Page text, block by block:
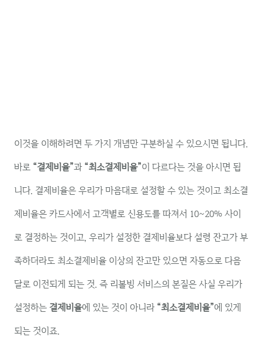
이것을 이해하려면 두 가지 개념만 구분하실 수 있으시면 됩니다.
바로 “결제비율”과 “최소결제비율”이 다르다는 것을 아시면 됩
니다. 결제비율은 우리가 마음대로 설정할 수 있는 것이고 최소결
제비율은 카드사에서 고객별로 신용도를 따져서 10~20% 사이
로 결정하는 것이고, 우리가 설정한 결제비율보다 설령 잔고가 부
족하더라도 최소결제비율 이상의 잔고만 있으면 자동으로 다음
달로 이전되게 되는 것. 즉 리볼빙 서비스의 본질은 사실 우리가
설정하는 결제비율에 있는 것이 아니라 “최소결제비율”에 있게
되는 것이죠.